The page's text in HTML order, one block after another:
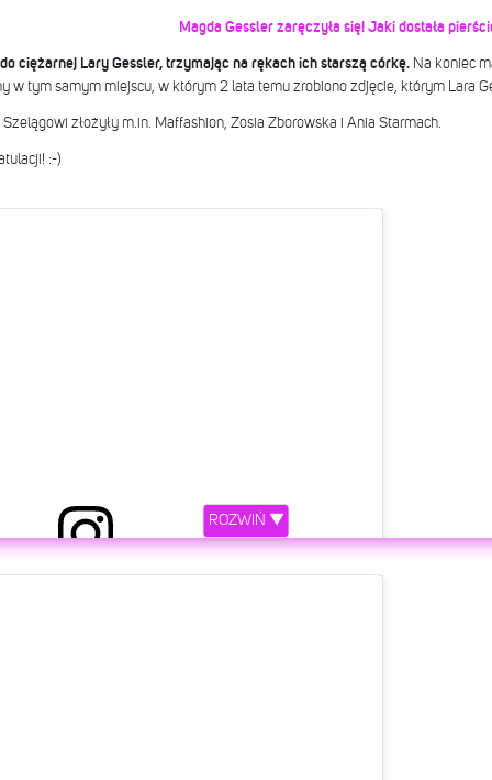
Magda Gessler zaręczyła się! Jaki dostała
ciężarnej Lary Gessler, trzymając na rękach ich starszą córkę.Na koniec
w tym samym miejscu, w którym 2 lata temu zrobiono zdjęcie, którym Lara
złożyły m.in. Maffashion, Zosia Zborowska i Ania Starmach.
:-)
ROZWIŃ ▼